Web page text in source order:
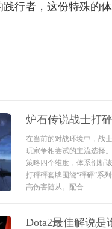
行者，这份特殊的
炉石传说战士打
在当前的对战环境中，战
玩家争相尝试的主流选择
策略四个维度，体系剖析
打砰砰套牌围绕“砰砰”系
高伤害随从。配合...
Dota2最佳解说是